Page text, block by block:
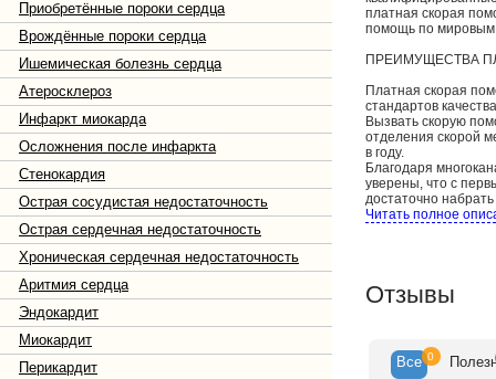
Приобретённые пороки сердца
Врождённые пороки сердца
Ишемическая болезнь сердца
Атеросклероз
Инфаркт миокарда
Осложнения после инфаркта
Стенокардия
Острая сосудистая недостаточность
Острая сердечная недостаточность
Хроническая сердечная недостаточность
Аритмия сердца
Эндокардит
Миокардит
Перикардит
платная скорая
помощь по мировым
ПРЕИМУЩЕСТВА
Платная скорая
стандартов
Вызвать скорую
отделения скорой
в году.
Благодаря
уверены, что с
достаточно
проконсультируют
сертификаты и
профиля, который
как на дому, так и
помощи, не
Читать полное
Отзывы
Все 0